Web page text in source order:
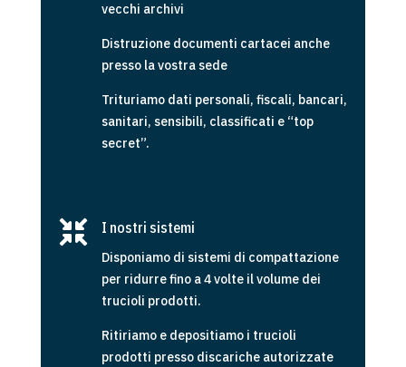
vecchi archivi
Distruzione documenti cartacei anche
presso la vostra sede
Trituriamo dati personali, fiscali, bancari,
sanitari, sensibili, classificati e “top
secret”.
 I nostri sistemi
Disponiamo di sistemi di compattazione
per ridurre fino a 4 volte il volume dei
trucioli prodotti.
Ritiriamo e depositiamo i trucioli
prodotti presso discariche autorizzate